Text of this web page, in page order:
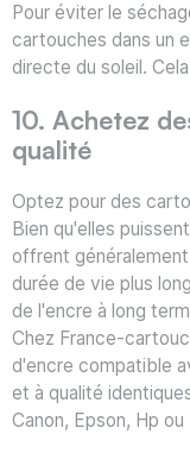
Pour éviter le
cartouches dans un
directe du soleil.
10. Achetez
qualité
Optez pour des
Bien qu'elles
offrent
durée de vie plus
de l'encre à long
Chez France-
d'encre compatible
et à qualité
Canon, Epson, Hp